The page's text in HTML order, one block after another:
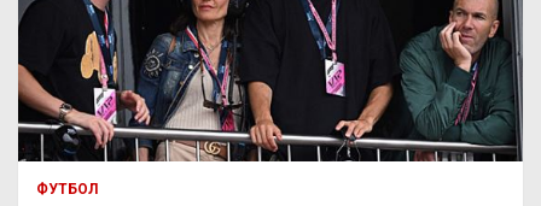
ФУТБОЛ